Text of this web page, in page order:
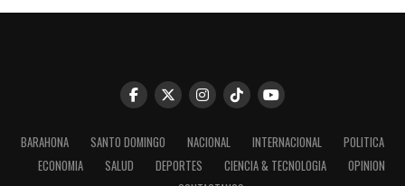
BARAHONA SANTO DOMINGO NACIONAL INTERNACIONAL
POLITICA
ECONOMIA
SALUD DEPORTES CIENCIA & TECNOLOGIA
OPINION